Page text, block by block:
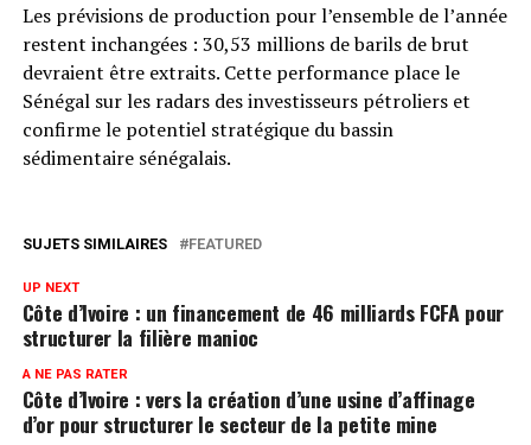
Les prévisions de production pour l’ensemble de l’année
restent inchangées : 30,53 millions de barils de brut
devraient être extraits. Cette performance place le
Sénégal sur les radars des investisseurs pétroliers et
confirme le potentiel stratégique du bassin
sédimentaire sénégalais.
SUJETS SIMILAIRES FEATURED
UP NEXT
Côte d’Ivoire : un financement de 46 milliards FCFA pour
structurer la filière manioc
A NE PAS RATER
Côte d’Ivoire : vers la création d’une usine d’affinage
d’or pour structurer le secteur de la petite mine